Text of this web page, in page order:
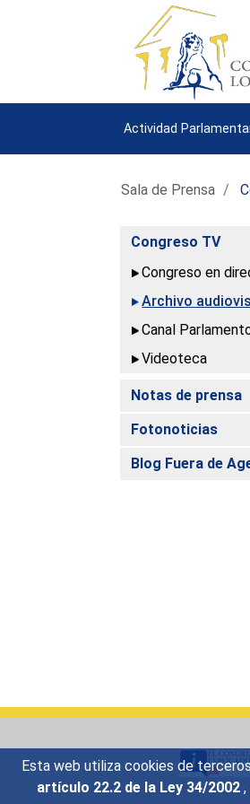
Esta web utiliza cookies de
artículo 22.2 de la Ley 34/2002
Actividad
Sala de Prensa
Congreso TV
Congreso en
Archivo
Canal
Videoteca
Notas de prensa
Fotonoticias
Blog Fuera de